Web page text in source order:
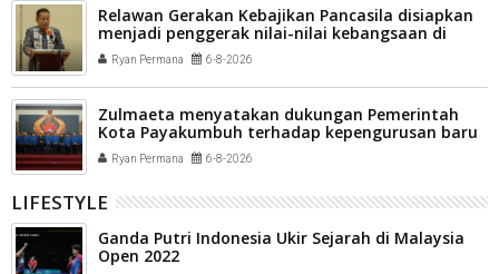
Relawan Gerakan Kebajikan Pancasila disiapkan
menjadi penggerak nilai-nilai kebangsaan di
tengah masyarakat Kota Payakumbuh
Ryan Permana 6-8-2026
Zulmaeta menyatakan dukungan Pemerintah
Kota Payakumbuh terhadap kepengurusan baru
Komite Olahraga Nasional Indonesia (KONI) Kota
Payakumbuh
Ryan Permana 6-8-2026
LIFESTYLE
Ganda Putri Indonesia Ukir Sejarah di Malaysia
Open 2022